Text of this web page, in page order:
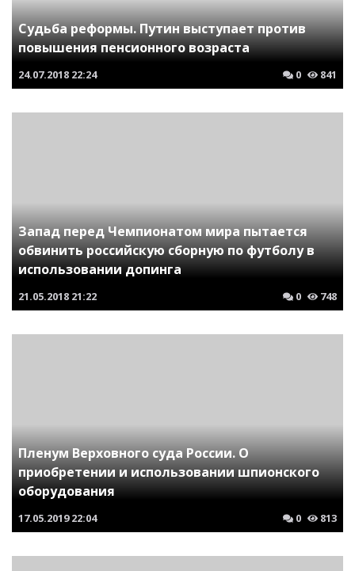
Судьба реформы. Путин выступает против
повышения пенсионного возраста
24.07.2018 22:24 0 841
Запад перед Чемпионатом мира пытается
обвинить российскую сборную по футболу в
использовании допинга
21.05.2018 21:22 0 748
Пленум Верховного суда России. О
приобретении и использовании шпионского
оборудования
17.05.2019 22:04 0 813